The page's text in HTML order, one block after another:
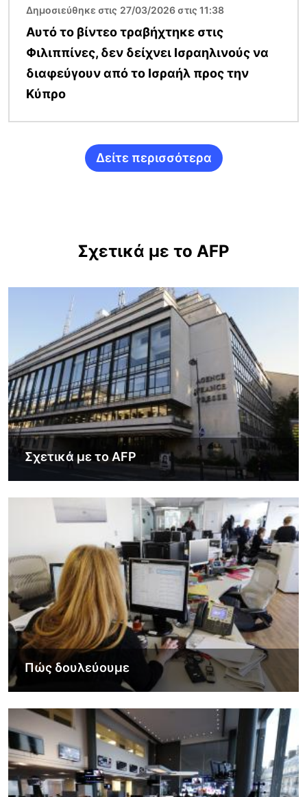
Δημοσιεύθηκε στις 27/03/2026 στις 11:38
Αυτό το βίντεο τραβήχτηκε στις
Φιλιππίνες, δεν δείχνει Ισραηλινούς να
διαφεύγουν από το Ισραήλ προς την
Κύπρο
Δείτε περισσότερα
Σχετικά με το AFP
Σχετικά με το AFP
Πώς δουλεύουμε
Εικόνα